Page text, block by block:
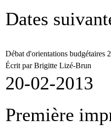
Dates
Débat d'orientations budgétaires
Écrit par Brigitte Lizé-Brun
20-02-2013
Première